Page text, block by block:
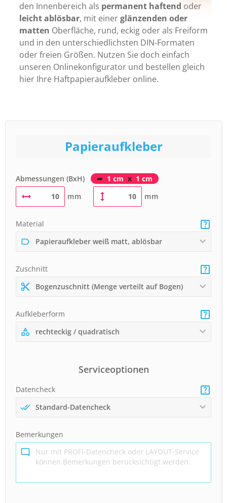
den Innenbereich als permanent haftend oder
leicht ablösbar, mit einerglänzenden oder
matten Oberfläche, rund, eckig oder als Freiform
und in den unterschiedlichsten DIN-Formaten
oder freien Größen. Nutzen Sie doch einfach
unseren Onlinekonfigurator und bestellen gleich
hier Ihre Haftpapieraufkleber online.
Papieraufkleber
Material
Papieraufkleber weiß matt, ablösbar
Abmessungen (BxH) ➦ 1 cm x 1 cm
mm
mm
Zuschnitt
Bogenzuschnitt (Menge verteilt auf Bogen)
Aufkleberform
rechteckig / quadratisch
Serviceoptionen
Datencheck
Standard-Datencheck
Bemerkungen